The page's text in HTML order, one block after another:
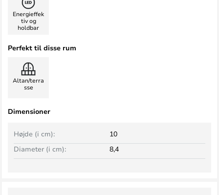
Energieffek
tiv og
holdbar
Perfekt til disse rum
Altan/terra
sse
Dimensioner
Højde (i cm):
10
Diameter (i cm):
8,4